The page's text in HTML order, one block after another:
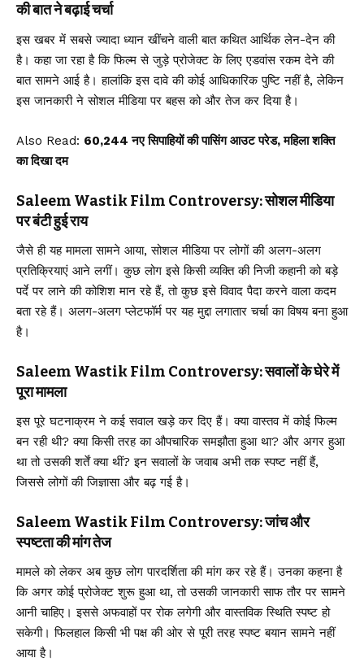
की बात ने बढ़ाई चर्चा
इस खबर में सबसे ज्यादा ध्यान खींचने वाली बात कथित आर्थिक लेन-देन की
है। कहा जा रहा है कि फिल्म से जुड़े प्रोजेक्ट के लिए एडवांस रकम देने की
बात सामने आई है। हालांकि इस दावे की कोई आधिकारिक पुष्टि नहीं है, लेकिन
इस जानकारी ने सोशल मीडिया पर बहस को और तेज कर दिया है।
Also Read: 60,244 नए सिपाहियों की पासिंग आउट परेड, महिला शक्ति
का दिखा दम
Saleem Wastik Film Controversy: सोशल मीडिया
पर बंटी हुई राय
जैसे ही यह मामला सामने आया, सोशल मीडिया पर लोगों की अलग-अलग
प्रतिक्रियाएं आने लगीं। कुछ लोग इसे किसी व्यक्ति की निजी कहानी को बड़े
पर्दे पर लाने की कोशिश मान रहे हैं, तो कुछ इसे विवाद पैदा करने वाला कदम
बता रहे हैं। अलग-अलग प्लेटफॉर्म पर यह मुद्दा लगातार चर्चा का विषय बना हुआ
है।
Saleem Wastik Film Controversy: सवालों के घेरे में
पूरा मामला
इस पूरे घटनाक्रम ने कई सवाल खड़े कर दिए हैं। क्या वास्तव में कोई फिल्म
बन रही थी? क्या किसी तरह का औपचारिक समझौता हुआ था? और अगर हुआ
था तो उसकी शर्तें क्या थीं? इन सवालों के जवाब अभी तक स्पष्ट नहीं हैं,
जिससे लोगों की जिज्ञासा और बढ़ गई है।
Saleem Wastik Film Controversy: जांच और
स्पष्टता की मांग तेज
मामले को लेकर अब कुछ लोग पारदर्शिता की मांग कर रहे हैं। उनका कहना है
कि अगर कोई प्रोजेक्ट शुरू हुआ था, तो उसकी जानकारी साफ तौर पर सामने
आनी चाहिए। इससे अफवाहों पर रोक लगेगी और वास्तविक स्थिति स्पष्ट हो
सकेगी। फिलहाल किसी भी पक्ष की ओर से पूरी तरह स्पष्ट बयान सामने नहीं
आया है।